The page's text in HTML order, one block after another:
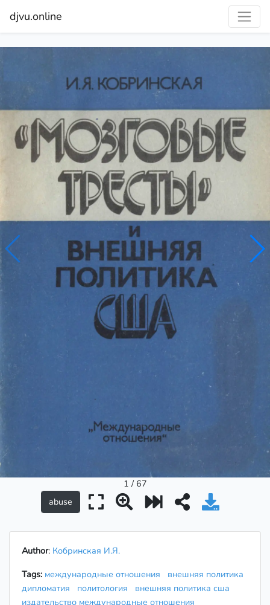
djvu.online
1 / 67
Author: Кобринская И.Я.
Tags: международные отношения
внешняя политика
дипломатия
политология
внешняя политика сша
издательство международные отношения